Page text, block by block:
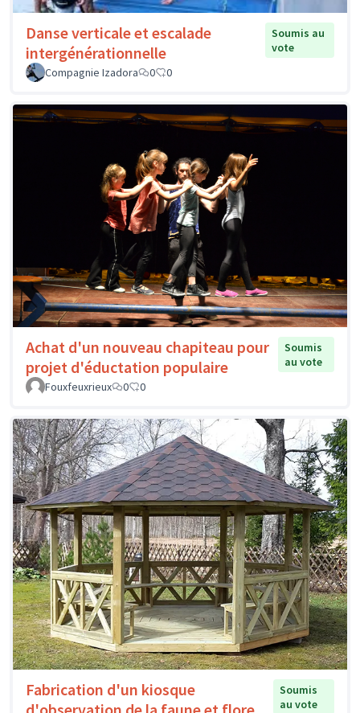
Danse verticale et escalade
intergénérationnelle
Soumis au
vote
Compagnie Izadora
0 0
Achat d'un nouveau chapiteau pour
projet d'éductation populaire
Soumis
au vote
Fouxfeuxrieux
0 0
Fabrication d'un kiosque
Soumis
au vote